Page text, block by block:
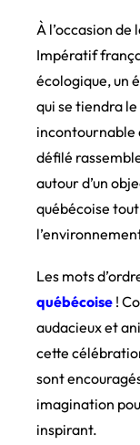
À l’occasion
Impératif
écologique, un
qui se tiendra
incontournable
défilé
autour d’un
québécoise
Les mots
québécoise !
audacieux et
cette
sont
imagination
inspirant.